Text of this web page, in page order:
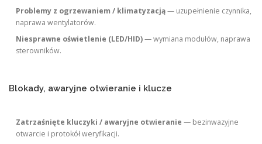
Problemy z ogrzewaniem / klimatyzacją— uzupełnienie czynnika,
naprawa wentylatorów.
Niesprawne oświetlenie (LED/HID)— wymiana modułów, naprawa
sterowników.
Blokady, awaryjne otwieranie i klucze
Zatrzaśnięte kluczyki / awaryjne otwieranie — bezinwazyjne
otwarcie i protokół weryfikacji.